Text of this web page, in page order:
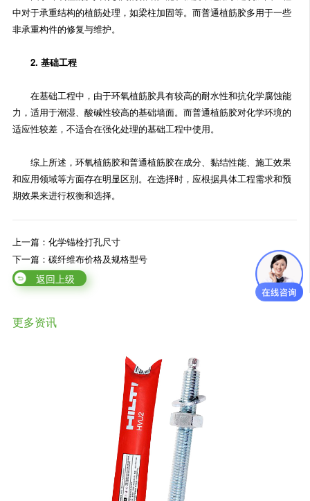
中对于承重结构的植筋处理，如梁柱加固等。而普通植筋胶多用于一些
非承重构件的修复与维护。
2. 基础工程
在基础工程中，由于环氧植筋胶具有较高的耐水性和抗化学腐蚀能
力，适用于潮湿、酸碱性较高的基础墙面。而普通植筋胶对化学环境的
适应性较差，不适合在强化处理的基础工程中使用。
综上所述，环氧植筋胶和普通植筋胶在成分、黏结性能、施工效果
和应用领域等方面存在明显区别。在选择时，应根据具体工程需求和预
期效果来进行权衡和选择。
上一篇：化学锚栓打孔尺寸
下一篇：碳纤维布价格及规格型号
返回上级
更多资讯